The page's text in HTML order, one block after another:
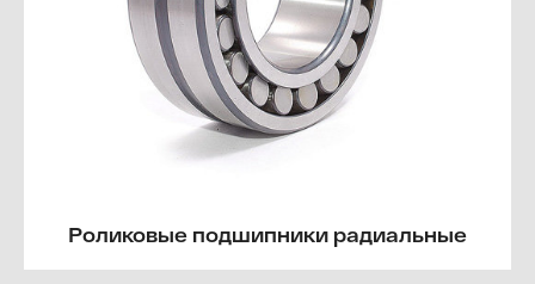
Роликовые подшипники радиальные